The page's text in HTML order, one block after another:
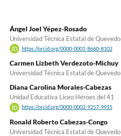
Ángel Joel Yépez-Rosado
Universidad Técnica Estatal de Quevedo
https://orcid.org/0000-0001-8660-8102
Carmen Lizbeth Verdezoto-Michuy
Universidad Técnica Estatal de Quevedo
Diana Carolina Morales-Cabezas
Unidad Educativa Liceo Héroes del 41
https://orcid.org/0000-0002-9257-9915
Ronald Roberto Cabezas-Congo
Universidad Técnica Estatal de Quevedo